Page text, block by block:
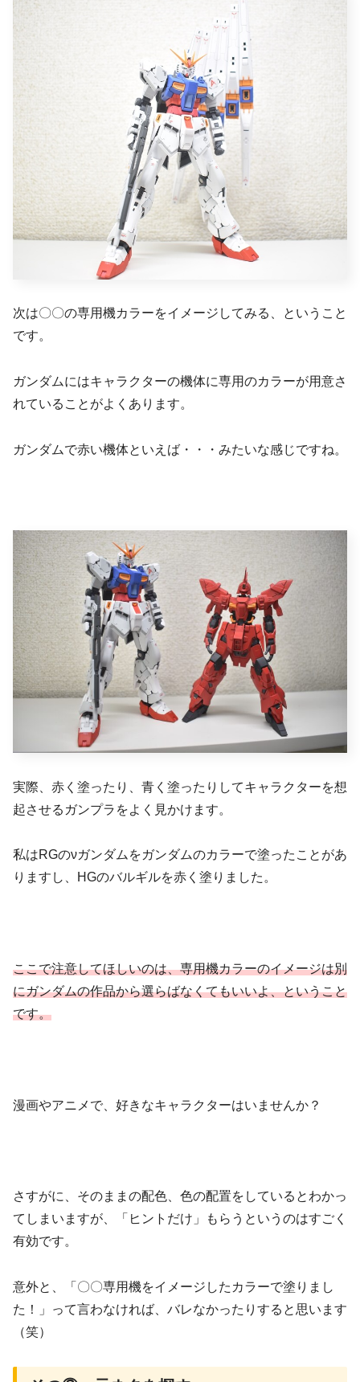
次は〇〇の専用機カラーをイメージしてみる、ということ
です。
ガンダムにはキャラクターの機体に専用のカラーが用意さ
れていることがよくあります。
ガンダムで赤い機体といえば・・・みたいな感じですね。
実際、赤く塗ったり、青く塗ったりしてキャラクターを想
起させるガンプラをよく見かけます。
私はRGのνガンダムをガンダムのカラーで塗ったことがあ
りますし、HGのバルギルを赤く塗りました。
ここで注意してほしいのは、専用機カラーのイメージは別
にガンダムの作品から選らばなくてもいいよ、ということ
です。
漫画やアニメで、好きなキャラクターはいませんか？
さすがに、そのままの配色、色の配置をしているとわかっ
てしまいますが、「ヒントだけ」もらうというのはすごく
有効です。
意外と、「〇〇専用機をイメージしたカラーで塗りまし
た！」って言わなければ、バレなかったりすると思います
（笑）